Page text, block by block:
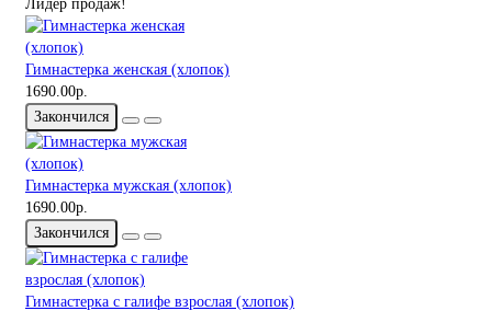
Лидер продаж!
Гимнастерка женская (хлопок)
1690.00р.
Закончился
Гимнастерка мужская (хлопок)
1690.00р.
Закончился
Гимнастерка с галифе взрослая (хлопок)